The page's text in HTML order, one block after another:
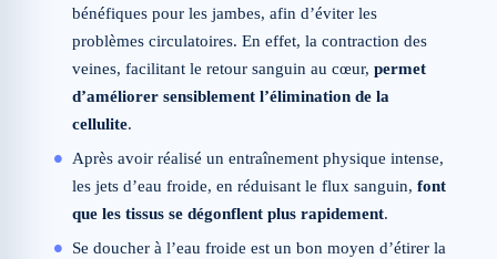
bénéfiques pour les jambes, afin d’éviter les
problèmes circulatoires. En effet, la contraction des
veines, facilitant le retour sanguin au cœur, permet
d’améliorer sensiblement l’élimination de la
cellulite.
Après avoir réalisé un entraînement physique intense,
les jets d’eau froide, en réduisant le flux sanguin, font
que les tissus se dégonflent plus rapidement.
Se doucher à l’eau froide est un bon moyen d’étirer la